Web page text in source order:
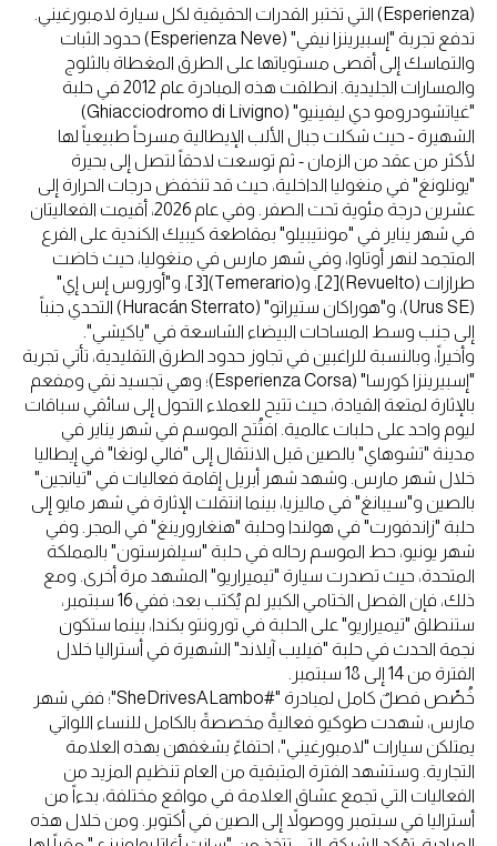
(Esperienza) التي تختبر القدرات الحقيقية لكل سيارة لامبورغيني.
تدفع تجربة "إسبيرينزا نيفي" (Esperienza Neve) حدود الثبات
والتماسك إلى أقصى مستوياتها على الطرق المغطاة بالثلوج
والمسارات الجليدية. انطلقت هذه المبادرة عام 2012 في حلبة
"غياتشودرومو دي ليفينيو" (Ghiacciodromo di Livigno)
الشهيرة - حيث شكلت جبال الألب الإيطالية مسرحاً طبيعياً لها
لأكثر من عقد من الزمان - ثم توسعت لاحقاً لتصل إلى بحيرة
"يونلونغ" في منغوليا الداخلية، حيث قد تنخفض درجات الحرارة إلى
عشرين درجة مئوية تحت الصفر. وفي عام 2026، أقيمت الفعاليتان
في شهر يناير في "مونتيبيلو" بمقاطعة كيبيك الكندية على الفرع
المتجمد لنهر أوتاوا، وفي شهر مارس في منغوليا، حيث خاضت
طرازات (Revuelto)[2]، و(Temerario)[3]، و"أوروس إس إي"
(Urus SE)، و"هوراكان ستيراتو" (Huracán Sterrato) التحدي جنباً
إلى جنب وسط المساحات البيضاء الشاسعة في "ياكيشي".
وأخيراً، وبالنسبة للراغبين في تجاوز حدود الطرق التقليدية، تأتي تجربة
"إسبيرينزا كورسا" (Esperienza Corsa)؛ وهي تجسيد نقي ومفعم
بالإثارة لمتعة القيادة، حيث تتيح للعملاء التحول إلى سائقي سباقات
ليوم واحد على حلبات عالمية. افتُتح الموسم في شهر يناير في
مدينة "تشوهاي" بالصين قبل الانتقال إلى "فالي لونغا" في إيطاليا
خلال شهر مارس. وشهد شهر أبريل إقامة فعاليات في "تيانجين"
بالصين و"سيبانغ" في ماليزيا، بينما انتقلت الإثارة في شهر مايو إلى
حلبة "زاندفورت" في هولندا وحلبة "هنغارورينغ" في المجر. وفي
شهر يونيو، حط الموسم رحاله في حلبة "سيلفرستون" بالمملكة
المتحدة، حيث تصدرت سيارة "تيميراريو" المشهد مرة أخرى. ومع
ذلك، فإن الفصل الختامي الكبير لم يُكتب بعد؛ ففي 16 سبتمبر،
ستنطلق "تيميراريو" على الحلبة في تورونتو بكندا، بينما ستكون
نجمة الحدث في حلبة "فيليب آيلاند" الشهيرة في أستراليا خلال
الفترة من 14 إلى 18 سبتمبر.
خُصِّص فصلٌ كامل لمبادرة "#SheDrivesALambo"؛ ففي شهر
مارس، شهدت طوكيو فعاليةً مخصصةً بالكامل للنساء اللواتي
يمتلكن سيارات "لامبورغيني"، احتفاءً بشغفهن بهذه العلامة
التجارية. وستشهد الفترة المتبقية من العام تنظيم المزيد من
الفعاليات التي تجمع عشاق العلامة في مواقع مختلفة، بدءاً من
أستراليا في سبتمبر ووصولاً إلى الصين في أكتوبر. ومن خلال هذه